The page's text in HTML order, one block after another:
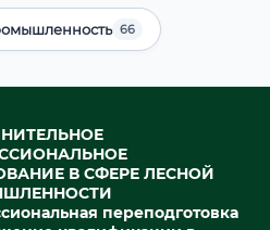
66
В СФЕРЕ ЛЕСНОЙ
переподготовка